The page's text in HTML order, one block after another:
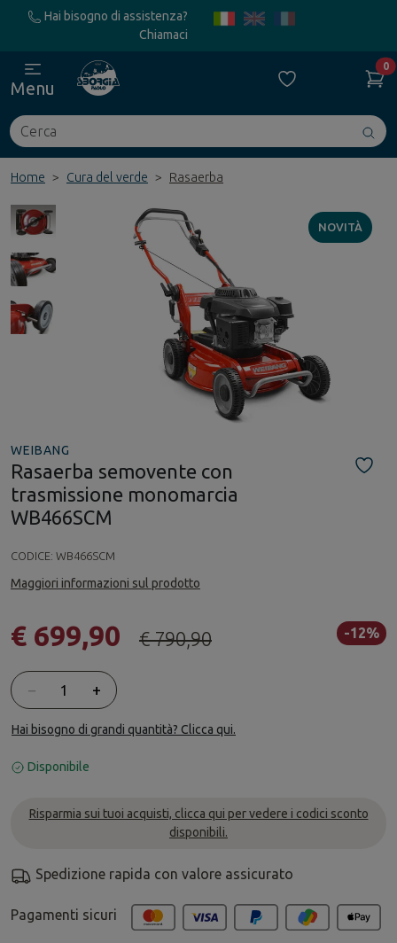
Hai bisogno di assistenza?
Chiamaci
Cerca
0
Menu
Home Cura del verde Rasaerba
NOVITÀ
WEIBANG
Rasaerba semovente con
trasmissione monomarcia
WB466SCM
CODICE: WB466SCM
Maggiori informazioni sul prodotto
-12%
€ 699,90 € 790,90
Quantità
− +
Hai bisogno di grandi quantità? Clicca qui.
Disponibile
Risparmia sui tuoi acquisti, clicca qui per vedere i codici sconto
disponibili.
Spedizione rapida con valore assicurato
Pagamenti sicuri